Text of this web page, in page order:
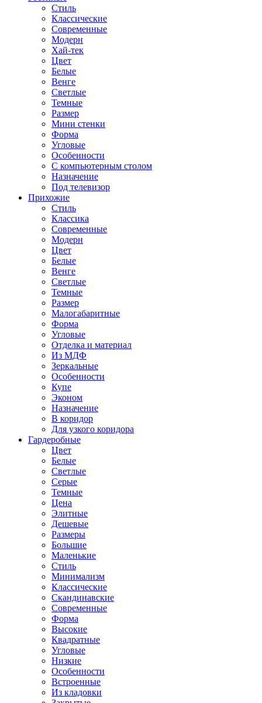
Стиль
Классические
Современные
Модерн
Хай-тек
Цвет
Белые
Венге
Светлые
Темные
Размер
Мини стенки
Форма
Угловые
Особенности
С компьютерным столом
Назначение
Под телевизор
Прихожие
Стиль
Классика
Современные
Модерн
Цвет
Белые
Венге
Светлые
Темные
Размер
Малогабаритные
Форма
Угловые
Отделка и материал
Из МДФ
Зеркальные
Особенности
Купе
Эконом
Назначение
В коридор
Для узкого коридора
Гардеробные
Цвет
Белые
Светлые
Серые
Темные
Цена
Элитные
Дешевые
Размеры
Большие
Маленькие
Стиль
Минимализм
Классические
Скандинавские
Современные
Форма
Высокие
Квадратные
Угловые
Низкие
Особенности
Встроенные
Из кладовки